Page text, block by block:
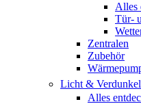
Alles
Tür-
Zentralen
Zubehör
Licht &
Alles